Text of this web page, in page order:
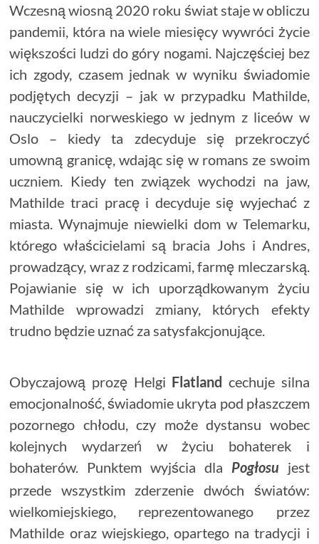
Wczesną wiosną 2020 roku świat staje w obliczu
pandemii, która na wiele miesięcy wywróci życie
większości ludzi do góry nogami. Najczęściej bez
ich zgody, czasem jednak w wyniku świadomie
podjętych decyzji – jak w przypadku Mathilde,
nauczycielki norweskiego w jednym z liceów w
Oslo – kiedy ta zdecyduje się przekroczyć
umowną granicę, wdając się w romans ze swoim
uczniem. Kiedy ten związek wychodzi na jaw,
Mathilde traci pracę i decyduje się wyjechać z
miasta. Wynajmuje niewielki dom w Telemarku,
którego właścicielami są bracia Johs i Andres,
prowadzący, wraz z rodzicami, farmę mleczarską.
Pojawianie się w ich uporządkowanym życiu
Mathilde wprowadzi zmiany, których efekty
trudno będzie uznać za satysfakcjonujące.
Obyczajową prozę Helgi Flatland cechuje silna
emocjonalność, świadomie ukryta pod płaszczem
pozornego chłodu, czy może dystansu wobec
kolejnych wydarzeń w życiu bohaterek i
bohaterów. Punktem wyjścia dla
Pogłosu
jest
przede wszystkim zderzenie dwóch światów:
wielkomiejskiego, reprezentowanego przez
Mathilde oraz wiejskiego, opartego na tradycji i